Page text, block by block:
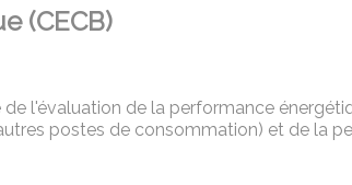
(CECB)
l'évaluation de la performance
postes de consommation) et de la